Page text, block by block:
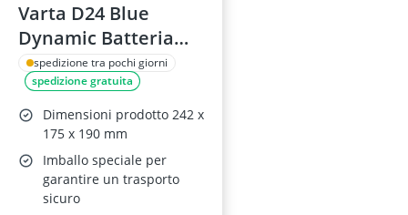
Varta D24 Blue
Dynamic Batteria
5604080
spedizione tra pochi giorni
spedizione gratuita
Dimensioni prodotto 242 x
175 x 190 mm
Imballo speciale per
garantire un trasporto
sicuro